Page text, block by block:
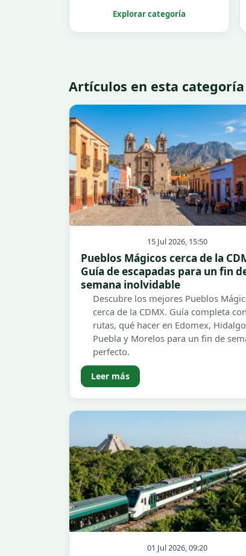
Explorar categoría
Artículos en esta categoría
15 Jul 2026, 15:50
Pueblos Mágicos cerca de la
Guía de escapadas para un fin
semana inolvidable
Descubre los mejores Pueblos
cerca de la CDMX. Guía completa con
rutas, qué hacer en Edomex,
Puebla y Morelos para un fin de
perfecto.
Leer más
01 Jul 2026, 09:20